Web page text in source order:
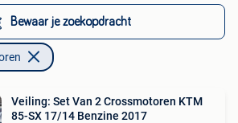
Bewaar je zoekopdracht
Veiling: Set Van 2 Crossmotoren KTM
85-SX 17/14 Benzine 2017